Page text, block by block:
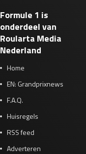
Formule 1 is
onderdeel van
Roularta Media
Nederland
Home
EN: Grandprixnews
F.A.Q.
Huisregels
RSS feed
Adverteren